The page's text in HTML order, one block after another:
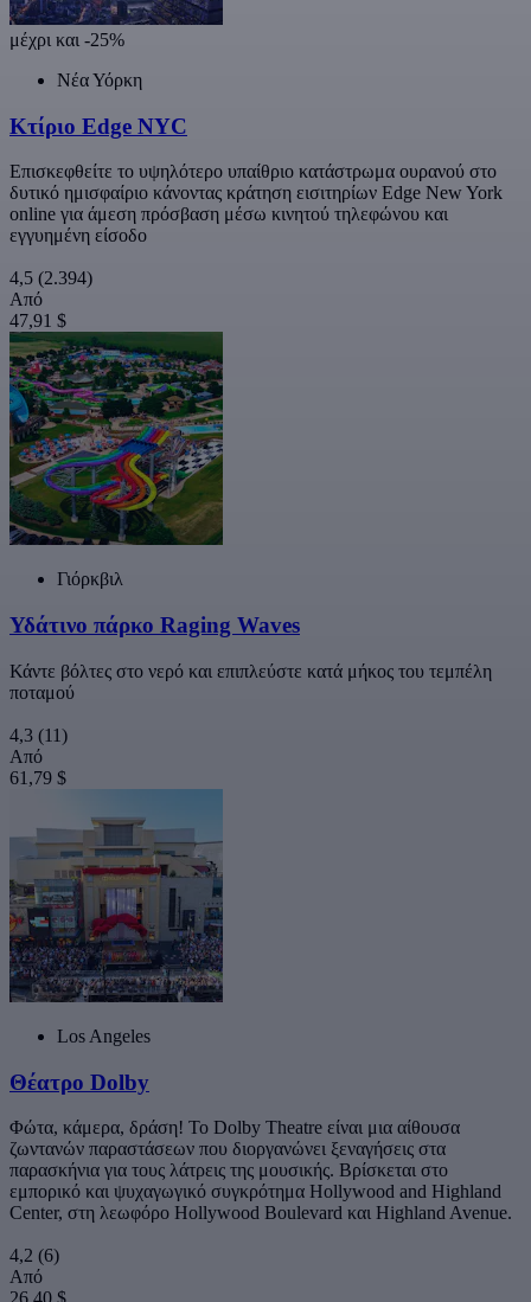
μέχρι και -25%
Νέα Υόρκη
Κτίριο Edge NYC
Επισκεφθείτε το υψηλότερο υπαίθριο κατάστρωμα ουρανού στο
δυτικό ημισφαίριο κάνοντας κράτηση εισιτηρίων Edge New York
online για άμεση πρόσβαση μέσω κινητού τηλεφώνου και
εγγυημένη είσοδο
4,5 (2.394)
Από
47,91 $
Γιόρκβιλ
Υδάτινο πάρκο Raging Waves
Κάντε βόλτες στο νερό και επιπλεύστε κατά μήκος του τεμπέλη
ποταμού
4,3 (11)
Από
61,79 $
Los Angeles
Θέατρο Dolby
Φώτα, κάμερα, δράση! Το Dolby Theatre είναι μια αίθουσα
ζωντανών παραστάσεων που διοργανώνει ξεναγήσεις στα
παρασκήνια για τους λάτρεις της μουσικής. Βρίσκεται στο
εμπορικό και ψυχαγωγικό συγκρότημα Hollywood and Highland
Center, στη λεωφόρο Hollywood Boulevard και Highland Avenue.
4,2 (6)
Από